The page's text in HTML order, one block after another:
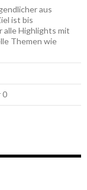
aus
ist bis
alle Highlights mit
Themen wie
0